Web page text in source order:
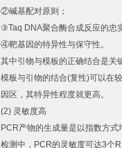
②碱基配对原则；
③Taq DNA聚合酶合成反应的忠
④靶基因的特异性与保守性。
其中引物与模板的正确结合是关
模板与引物的结合(复性)可以在
因区，其特异性程度就更高。
(2) 灵敏度高
PCR产物的生成量是以指数方式
检测中， PCR的灵敏度可达3个